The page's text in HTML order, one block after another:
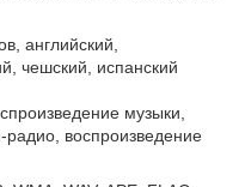
английский,
чешский, испанский
музыки,
воспроизведение